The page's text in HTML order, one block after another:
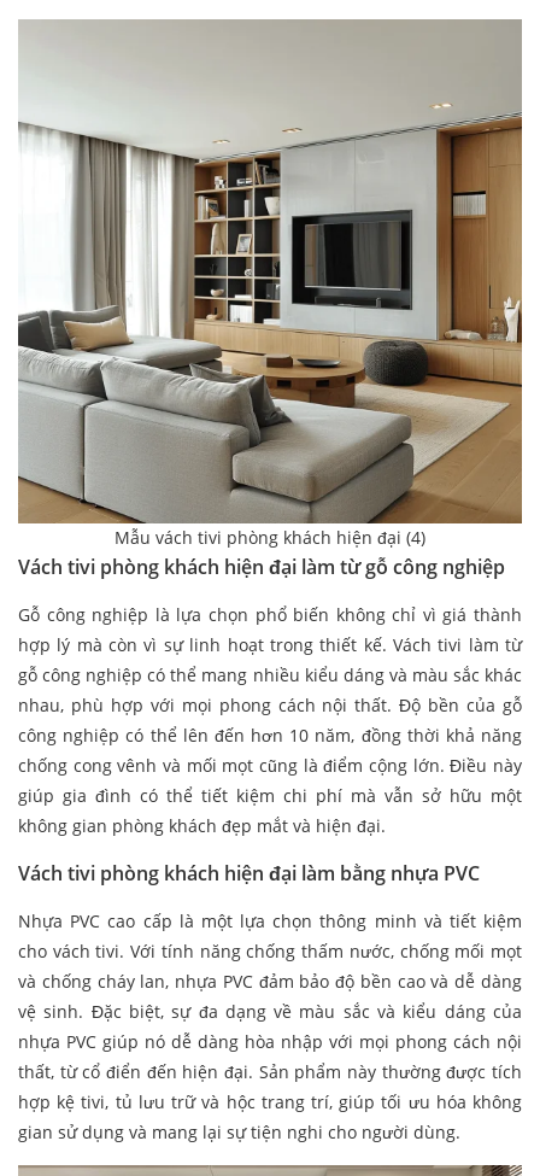
Mẫu vách tivi phòng khách hiện đại (4)
Vách tivi phòng khách hiện đại làm từ gỗ công nghiệp
Gỗ công nghiệp là lựa chọn phổ biến không chỉ vì giá thành
hợp lý mà còn vì sự linh hoạt trong thiết kế. Vách tivi làm từ
gỗ công nghiệp có thể mang nhiều kiểu dáng và màu sắc khác
nhau, phù hợp với mọi phong cách nội thất. Độ bền của gỗ
công nghiệp có thể lên đến hơn 10 năm, đồng thời khả năng
chống cong vênh và mối mọt cũng là điểm cộng lớn. Điều này
giúp gia đình có thể tiết kiệm chi phí mà vẫn sở hữu một
không gian phòng khách đẹp mắt và hiện đại.
Vách tivi phòng khách hiện đại làm bằng nhựa PVC
Nhựa PVC cao cấp là một lựa chọn thông minh và tiết kiệm
cho vách tivi. Với tính năng chống thấm nước, chống mối mọt
và chống cháy lan, nhựa PVC đảm bảo độ bền cao và dễ dàng
vệ sinh. Đặc biệt, sự đa dạng về màu sắc và kiểu dáng của
nhựa PVC giúp nó dễ dàng hòa nhập với mọi phong cách nội
thất, từ cổ điển đến hiện đại. Sản phẩm này thường được tích
hợp kệ tivi, tủ lưu trữ và hộc trang trí, giúp tối ưu hóa không
gian sử dụng và mang lại sự tiện nghi cho người dùng.